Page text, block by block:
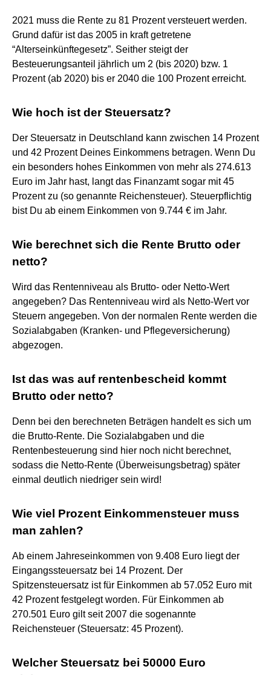
2021 muss die Rente zu 81 Prozent versteuert werden.
Grund dafür ist das 2005 in kraft getretene
“Alterseinkünftegesetz”. Seither steigt der
Besteuerungsanteil jährlich um 2 (bis 2020) bzw. 1
Prozent (ab 2020) bis er 2040 die 100 Prozent erreicht.
Wie hoch ist der Steuersatz?
Der Steuersatz in Deutschland kann zwischen 14 Prozent
und 42 Prozent Deines Einkommens betragen. Wenn Du
ein besonders hohes Einkommen von mehr als 274.613
Euro im Jahr hast, langt das Finanzamt sogar mit 45
Prozent zu (so genannte Reichensteuer). Steuerpflichtig
bist Du ab einem Einkommen von 9.744 € im Jahr.
Wie berechnet sich die Rente Brutto oder
netto?
Wird das Rentenniveau als Brutto- oder Netto-Wert
angegeben? Das Rentenniveau wird als Netto-Wert vor
Steuern angegeben. Von der normalen Rente werden die
Sozialabgaben (Kranken- und Pflegeversicherung)
abgezogen.
Ist das was auf rentenbescheid kommt
Brutto oder netto?
Denn bei den berechneten Beträgen handelt es sich um
die Brutto-Rente. Die Sozialabgaben und die
Rentenbesteuerung sind hier noch nicht berechnet,
sodass die Netto-Rente (Überweisungsbetrag) später
einmal deutlich niedriger sein wird!
Wie viel Prozent Einkommensteuer muss
man zahlen?
Ab einem Jahreseinkommen von 9.408 Euro liegt der
Eingangssteuersatz bei 14 Prozent. Der
Spitzensteuersatz ist für Einkommen ab 57.052 Euro mit
42 Prozent festgelegt worden. Für Einkommen ab
270.501 Euro gilt seit 2007 die sogenannte
Reichensteuer (Steuersatz: 45 Prozent).
Welcher Steuersatz bei 50000 Euro